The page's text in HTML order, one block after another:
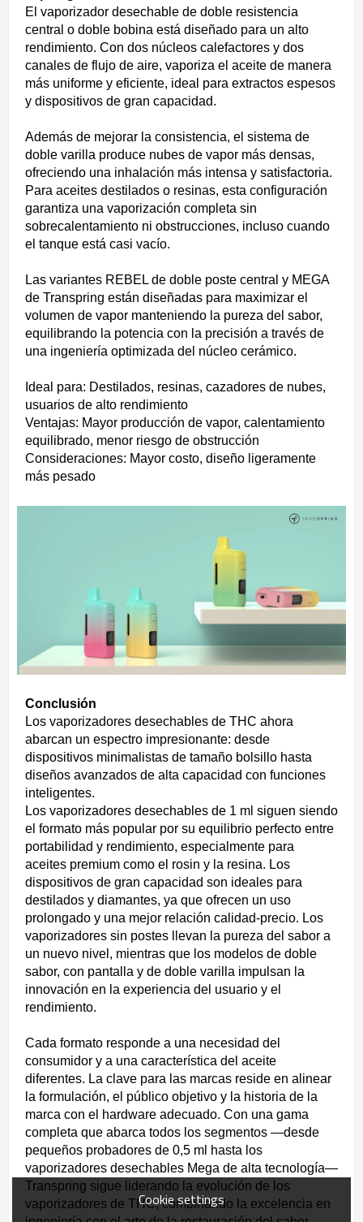
El vaporizador desechable de doble resistencia
central o doble bobina está diseñado para un alto
rendimiento. Con dos núcleos calefactores y dos
canales de flujo de aire, vaporiza el aceite de manera
más uniforme y eficiente, ideal para extractos espesos
y dispositivos de gran capacidad.
Además de mejorar la consistencia, el sistema de
doble varilla produce nubes de vapor más densas,
ofreciendo una inhalación más intensa y satisfactoria.
Para aceites destilados o resinas, esta configuración
garantiza una vaporización completa sin
sobrecalentamiento ni obstrucciones, incluso cuando
el tanque está casi vacío.
Las variantes REBEL de doble poste central y MEGA
de Transpring están diseñadas para maximizar el
volumen de vapor manteniendo la pureza del sabor,
equilibrando la potencia con la precisión a través de
una ingeniería optimizada del núcleo cerámico.
Ideal para: Destilados, resinas, cazadores de nubes,
usuarios de alto rendimiento
Ventajas: Mayor producción de vapor, calentamiento
equilibrado, menor riesgo de obstrucción
Consideraciones: Mayor costo, diseño ligeramente
más pesado
Conclusión
Los vaporizadores desechables de THC ahora
abarcan un espectro impresionante: desde
dispositivos minimalistas de tamaño bolsillo hasta
diseños avanzados de alta capacidad con funciones
inteligentes.
Los vaporizadores desechables de 1 ml siguen siendo
el formato más popular por su equilibrio perfecto entre
portabilidad y rendimiento, especialmente para
aceites premium como el rosin y la resina. Los
dispositivos de gran capacidad son ideales para
destilados y diamantes, ya que ofrecen un uso
prolongado y una mejor relación calidad-precio. Los
vaporizadores sin postes llevan la pureza del sabor a
un nuevo nivel, mientras que los modelos de doble
sabor, con pantalla y de doble varilla impulsan la
innovación en la experiencia del usuario y el
rendimiento.
Cada formato responde a una necesidad del
consumidor y a una característica del aceite
diferentes. La clave para las marcas reside en alinear
la formulación, el público objetivo y la historia de la
marca con el hardware adecuado. Con una gama
completa que abarca todos los segmentos —desde
pequeños probadores de 0,5 ml hasta los
vaporizadores desechables Mega de alta tecnología—
Transpring sigue liderando la evolución de los
vaporizadores de THC, combinando la excelencia en
Cookie settings